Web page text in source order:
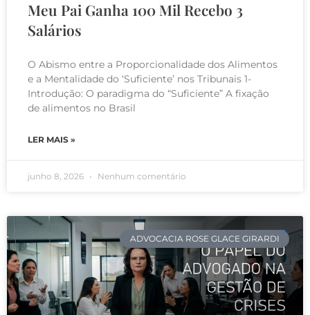
Meu Pai Ganha 100 Mil Recebo 3
Salários
O Abismo entre a Proporcionalidade dos Alimentos
e a Mentalidade do ‘Suficiente’ nos Tribunais 1-
Introdução: O paradigma do “Suficiente” A fixação
de alimentos no Brasil
LER MAIS »
junho 8, 2026 Nenhum comentário
ADVOCACIA ROSE GLACE GIRARDI